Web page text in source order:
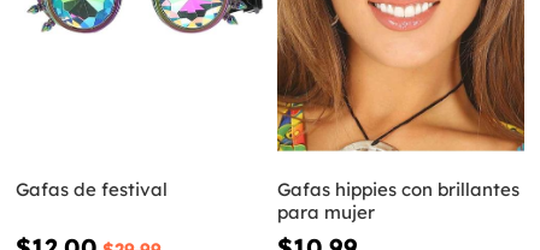
Gafas de festival
Gafas hippies con brillantes
para mujer